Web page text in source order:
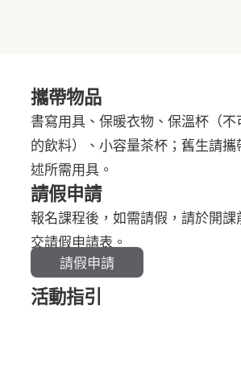
攜帶物品
書寫用具、保暖衣物、保溫杯（
的飲料）、小容量茶杯；舊生請攜
述所需用具。
請假申請
報名課程後，如需請假，請於開
交請假申請表。
請假申請
活動指引